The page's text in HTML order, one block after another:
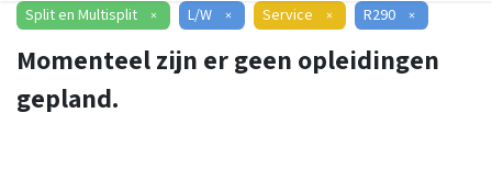
Split en Multisplit × L/W × Service × R290 ×
Momenteel zijn er geen opleidingen
gepland.